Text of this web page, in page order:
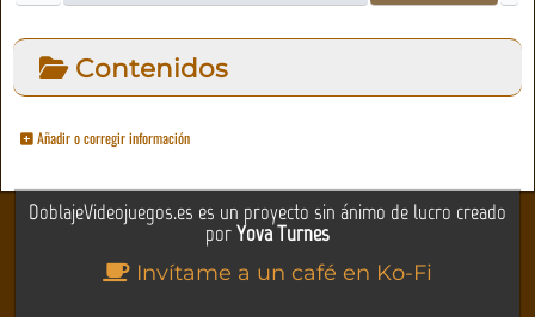
Contenidos
Añadir o corregir información
DoblajeVideojuegos.es es un proyecto sin ánimo de lucro creado
porYova Turnes
Invítame a un café en Ko-Fi